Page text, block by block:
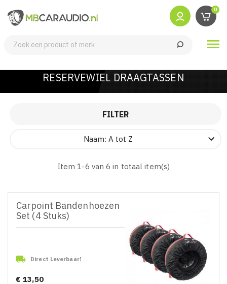
0

RESERVEWIEL DRAAGTASSEN
FILTER
Naam: A tot Z 
Item 1-6 van 6 in totaal item(s)
Carpoint Bandenhoezen
Set (4 Stuks)
 Direct Leverbaar!
Prijs
€ 13,50